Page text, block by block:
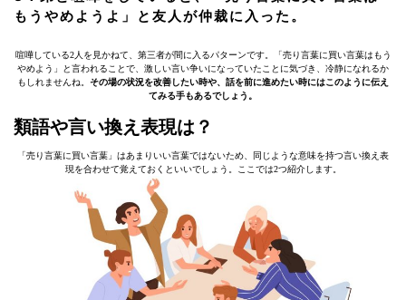
もうやめようよ」と友人が仲裁に入った。
喧嘩している2人を見かねて、第三者が間に入るパターンです。「売り言葉に買い言葉はもう
やめよう」と言われることで、激しい言い争いになっていたことに気づき、冷静になれるか
もしれませんね。 その場の状況を改善したい時や、話を前に進めたい時にはこのように伝え
てみる手もあるでしょう。
類語や言い換え表現は？
「売り言葉に買い言葉」はあまりいい言葉ではないため、同じような意味を持つ言い換え表
現を合わせて覚えておくといいでしょう。ここでは2つ紹介します。